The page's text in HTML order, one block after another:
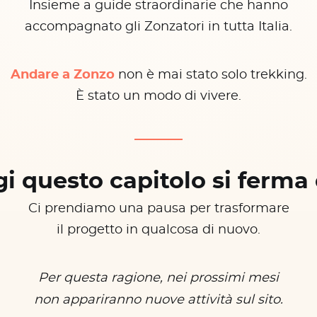
Insieme a guide straordinarie che hanno
accompagnato gli Zonzatori in tutta Italia.
Andare a Zonzonon è mai stato solo trekking.
È stato un modo di vivere.
questo capitolo si ferma
Ci prendiamo una pausa per trasformare
il progetto in qualcosa di nuovo.
Per questa ragione, nei prossimi mesi
non appariranno nuove attività sul sito.